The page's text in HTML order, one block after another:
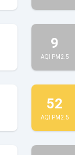
9
AQI PM2.5
52
AQI PM2.5